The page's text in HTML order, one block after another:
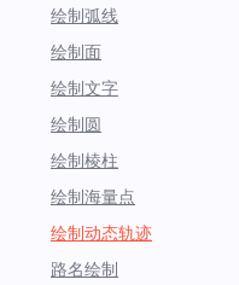
绘制弧线
绘制面
绘制文字
绘制圆
绘制棱柱
绘制海量点
绘制动态轨迹
路名绘制